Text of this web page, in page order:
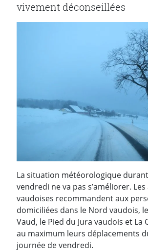
vivement déconseillées
La situation météorologique
vendredi ne va pas s’améliorer.
vaudoises recommandent aux
domiciliées dans le Nord vaudois,
Vaud, le Pied du Jura vaudois et La
au maximum leurs déplacements
journée de vendredi.